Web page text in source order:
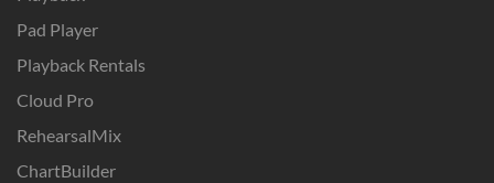
Pad Player
Playback Rentals
Cloud Pro
RehearsalMix
ChartBuilder